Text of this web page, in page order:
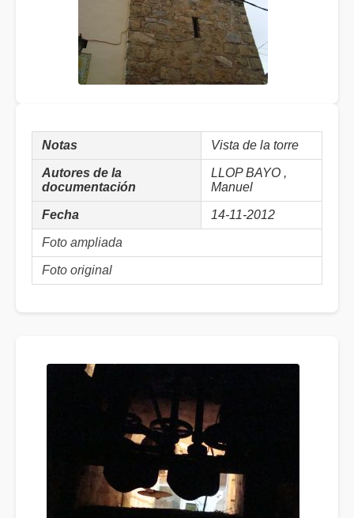
Notas Vista de la torre
Autores de la
documentación
LLOP BAYO ,
Manuel
Fecha 14-11-2012
Foto ampliada
Foto original